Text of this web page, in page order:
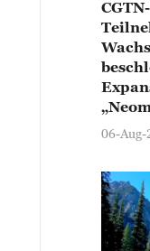
06-Aug-